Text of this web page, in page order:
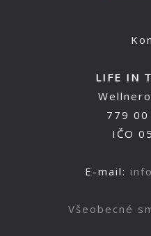
LIFE IN
779 00
IČO
E-mail:
Všeobecné